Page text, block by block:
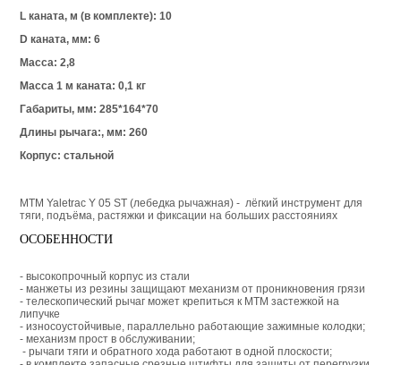
L каната, м (в комплекте): 10
D каната, мм: 6
Масса: 2,8
Масса 1 м каната: 0,1 кг
Габариты, мм: 285*164*70
Длины рычага:, мм: 260
Корпус: стальной
МТМ Yaletrac Y 05 ST (лебедка рычажная) - лёгкий инструмент для
тяги, подъёма, растяжки и фиксации на больших расстояниях
ОСОБЕННОСТИ
- высокопрочный корпус из стали
- манжеты из резины защищают механизм от проникновения грязи
- телескопический рычаг может крепиться к MTM застежкой на
липучке
- износоустойчивые, параллельно работающие зажимные колодки;
- механизм прост в обслуживании;
- рычаги тяги и обратного хода работают в одной плоскости;